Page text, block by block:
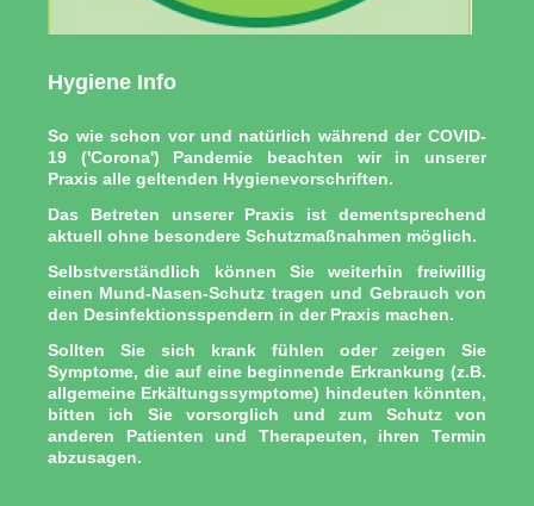
Hygiene Info
So wie schon vor und natürlich während der COVID-
19 ('Corona') Pandemie beachten wir in unserer
Praxis alle geltenden Hygienevorschriften.
Das Betreten unserer Praxis ist dementsprechend
aktuell ohne besondere Schutzmaßnahmen möglich.
Selbstverständlich können Sie weiterhin freiwillig
einen Mund-Nasen-Schutz tragen und Gebrauch von
den Desinfektionsspendern in der Praxis machen.
Sollten Sie sich krank fühlen oder zeigen Sie
Symptome, die auf eine beginnende Erkrankung (z.B.
allgemeine Erkältungssymptome) hindeuten könnten,
bitten ich Sie vorsorglich und zum Schutz von
anderen Patienten und Therapeuten, ihren Termin
abzusagen.